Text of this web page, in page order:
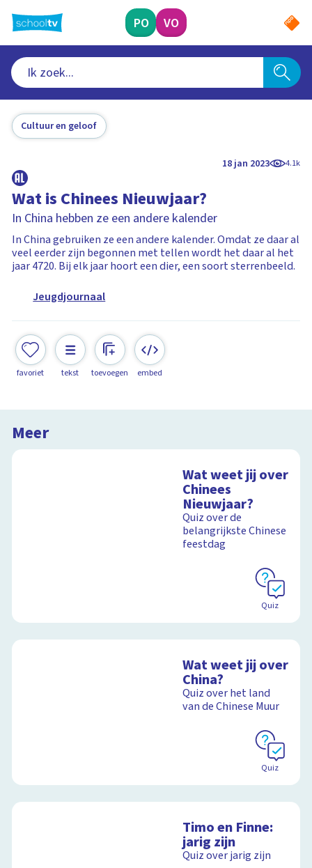
naar
hoofdinhoud
PO VO
Cultuur en geloof
18 jan 2023 4.1k
Wat is Chinees Nieuwjaar?
In China hebben ze een andere kalender
In China gebruiken ze een andere kalender. Omdat ze daar al
veel eerder zijn begonnen met tellen wordt het daar al het
jaar 4720. Bij elk jaar hoort een dier, een soort sterrenbeeld.
Jeugdjournaal
favoriet tekst toevoegen embed
Meer
Wat weet jij over
Chinees
Nieuwjaar?
Quiz over de
belangrijkste Chinese
feestdag
Quiz
Wat weet jij over
China?
Quiz over het land
van de Chinese Muur
Quiz
Timo en Finne:
jarig zijn
Quiz over jarig zijn